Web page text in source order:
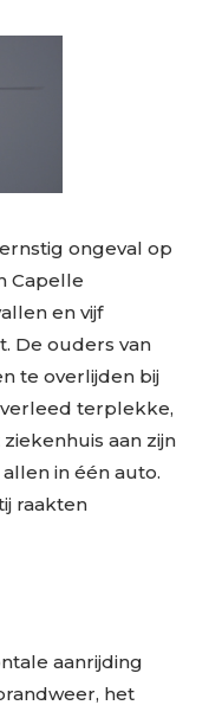
ongeval op
Capelle
en vijf
De ouders van
te overlijden bij
terplekke,
aan zijn
in één auto.
raakten
aanrijding
het